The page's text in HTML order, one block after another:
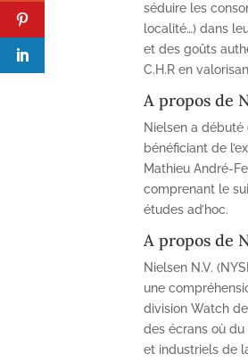
séduire les
localité…) dans
et des goûts
C.H.R en
A propos de
Nielsen a débuté
bénéficiant de
Mathieu André-
comprenant le
études ad’hoc.
A propos de
Nielsen N.V.
une
division Watch
des écrans où
et industriels de